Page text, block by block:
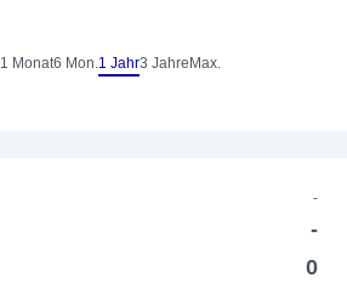
1 Monat6 Mon.1 Jahr3 Jahre Max.
-
-
0